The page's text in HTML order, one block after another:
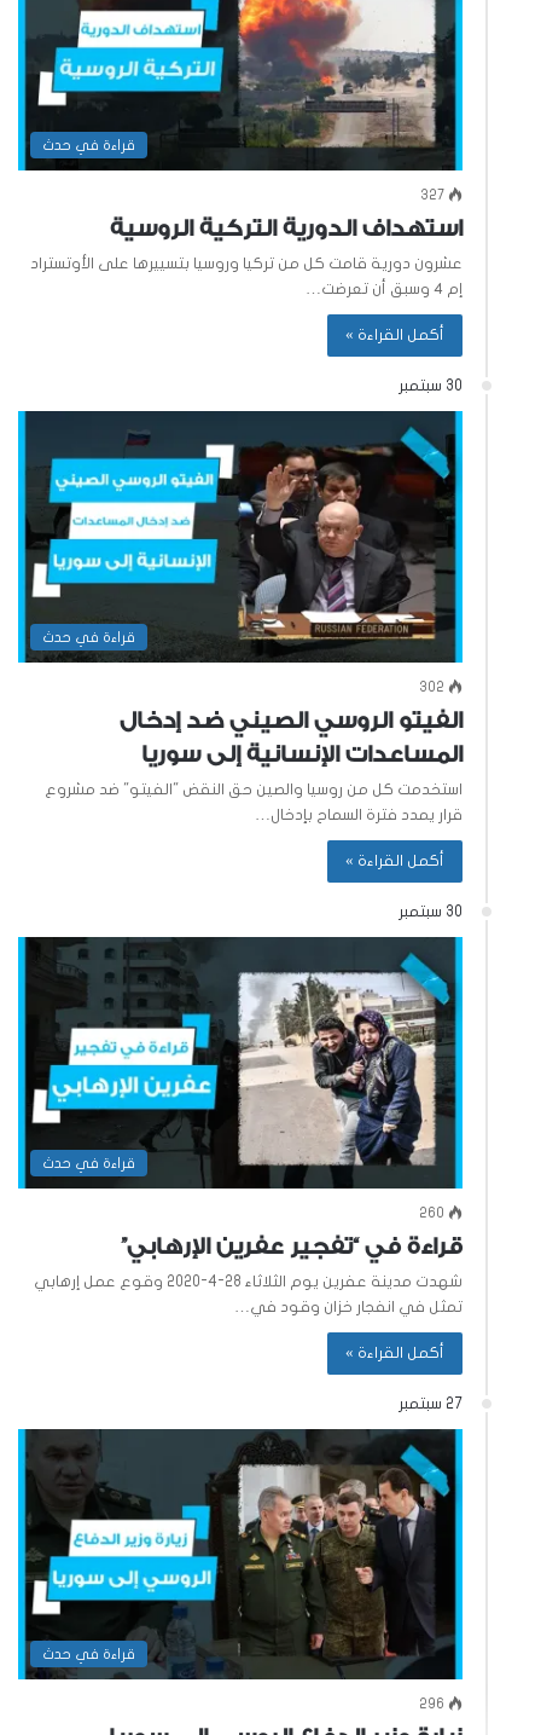
قراءة في حدث
327
استهداف الدورية التركية الروسية
عشرون دورية قامت كل من تركيا وروسيا بتسييرها على الأوتستراد
إم ٤ وسبق أن تعرضت…
أكمل القراءة »
30 سبتمبر
قراءة في حدث
302
الفيتو الروسي الصيني ضد إدخال
المساعدات الإنسانية إلى سوريا
استخدمت كل من روسيا والصين حق النقض "الفيتو" ضد مشروع
قرار يمدد فترة السماح بإدخال…
أكمل القراءة »
30 سبتمبر
قراءة في حدث
260
قراءة في “تفجير عفرين الإرهابي”
شهدت مدينة عفرين يوم الثلاثاء 28-4-2020 وقوع عمل إرهابي
تمثل في انفجار خزان وقود في…
أكمل القراءة »
27 سبتمبر
قراءة في حدث
296